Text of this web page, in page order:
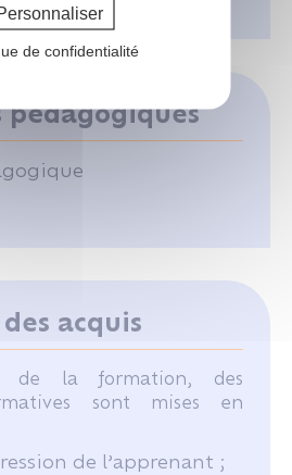
pédagogiques
acquis
de la formation, des
sont mises en
de l’apprenant ;
de confidentialité